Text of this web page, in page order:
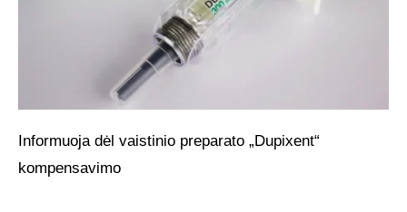
Informuoja dėl vaistinio preparato „Dupixent“
kompensavimo